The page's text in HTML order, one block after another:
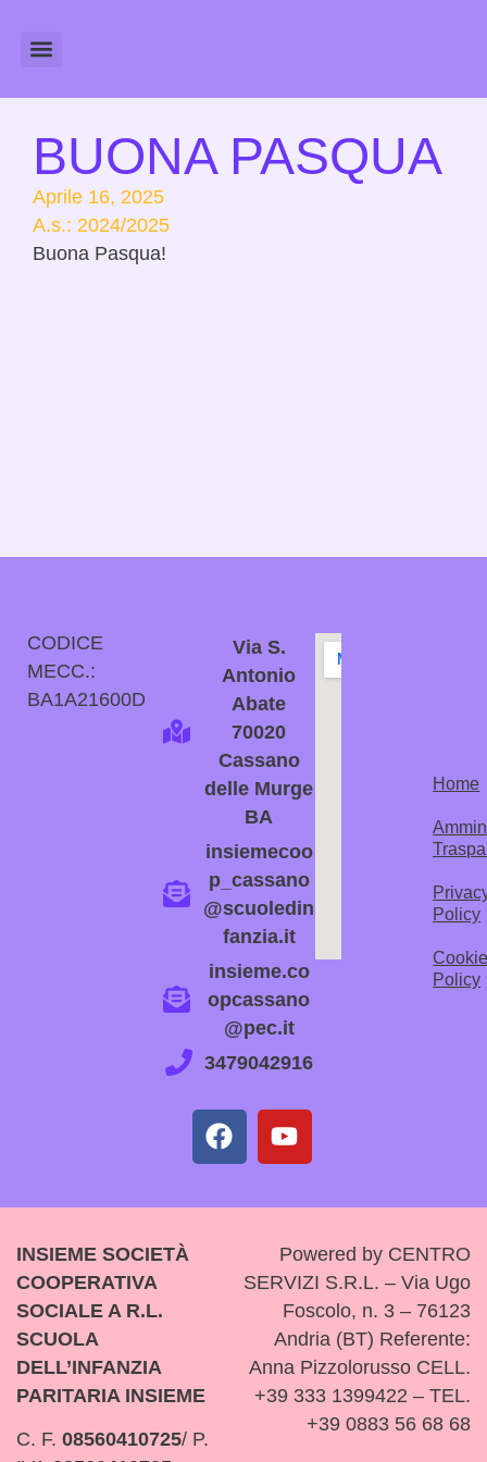
BUONA PASQUA
Aprile 16, 2025
A.s.: 2024/2025
Buona Pasqua!
CODICE
MECC.:
BA1A21600D
Via S.
Antonio
Abate
70020
Cassano
delle Murge
BA
insiemecoo
p_cassano
@scuoledin
fanzia.it
insieme.co
opcassano
@pec.it
3479042916
Home
Policy
Policy
INSIEME SOCIETÀ
COOPERATIVA
SOCIALE A R.L.
SCUOLA
DELL’INFANZIA
PARITARIA INSIEME
C. F. 08560410725/ P.
Powered by CENTRO
SERVIZI S.R.L. – Via Ugo
Foscolo, n. 3 – 76123
Andria (BT) Referente:
Anna Pizzolorusso CELL.
+39 333 1399422 – TEL.
+39 0883 56 68 68